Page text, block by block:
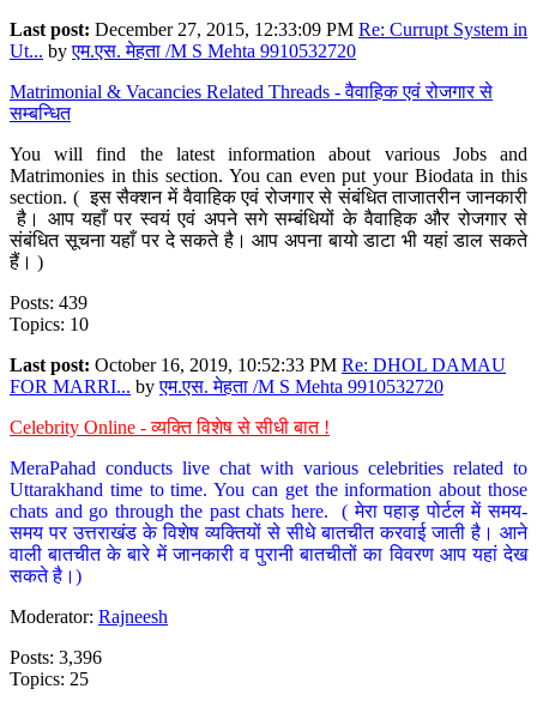
Last post: December 27, 2015, 12:33:09 PM Re: Currupt System in
Ut... byएम.एस. मेहता /M S Mehta 9910532720
Matrimonial & Vacancies Related Threads - वैवाहिक एवं रोजगार से
सम्बन्धित
You will find the latest information about various Jobs and
Matrimonies in this section. You can even put your Biodata in this
section. ( इस सैक्शन में वैवाहिक एवं रोजगार से संबंधित ताजातरीन जानकारी
है। आप यहाँ पर स्वयं एवं अपने सगे सम्बंधियों के वैवाहिक और रोजगार से
संबंधित सूचना यहाँ पर दे सकते है। आप अपना बायो डाटा भी यहां डाल सकते
हैं। )
Posts: 439
Topics: 10
Last post: October 16, 2019, 10:52:33 PM Re: DHOL DAMAU
FOR MARRI... byएम.एस. मेहता /M S Mehta 9910532720
Celebrity Online - व्यक्ति विशेष से सीधी बात !
MeraPahad conducts live chat with various celebrities related to
Uttarakhand time to time. You can get the information about those
chats and go through the past chats here. ( मेरा पहाड़ पोर्टल में समय-
समय पर उत्तराखंड के विशेष व्यक्तियों से सीधे बातचीत करवाई जाती है। आने
वाली बातचीत के बारे में जानकारी व पुरानी बातचीतों का विवरण आप यहां देख
सकते है।)
Moderator: Rajneesh
Posts: 3,396
Topics: 25